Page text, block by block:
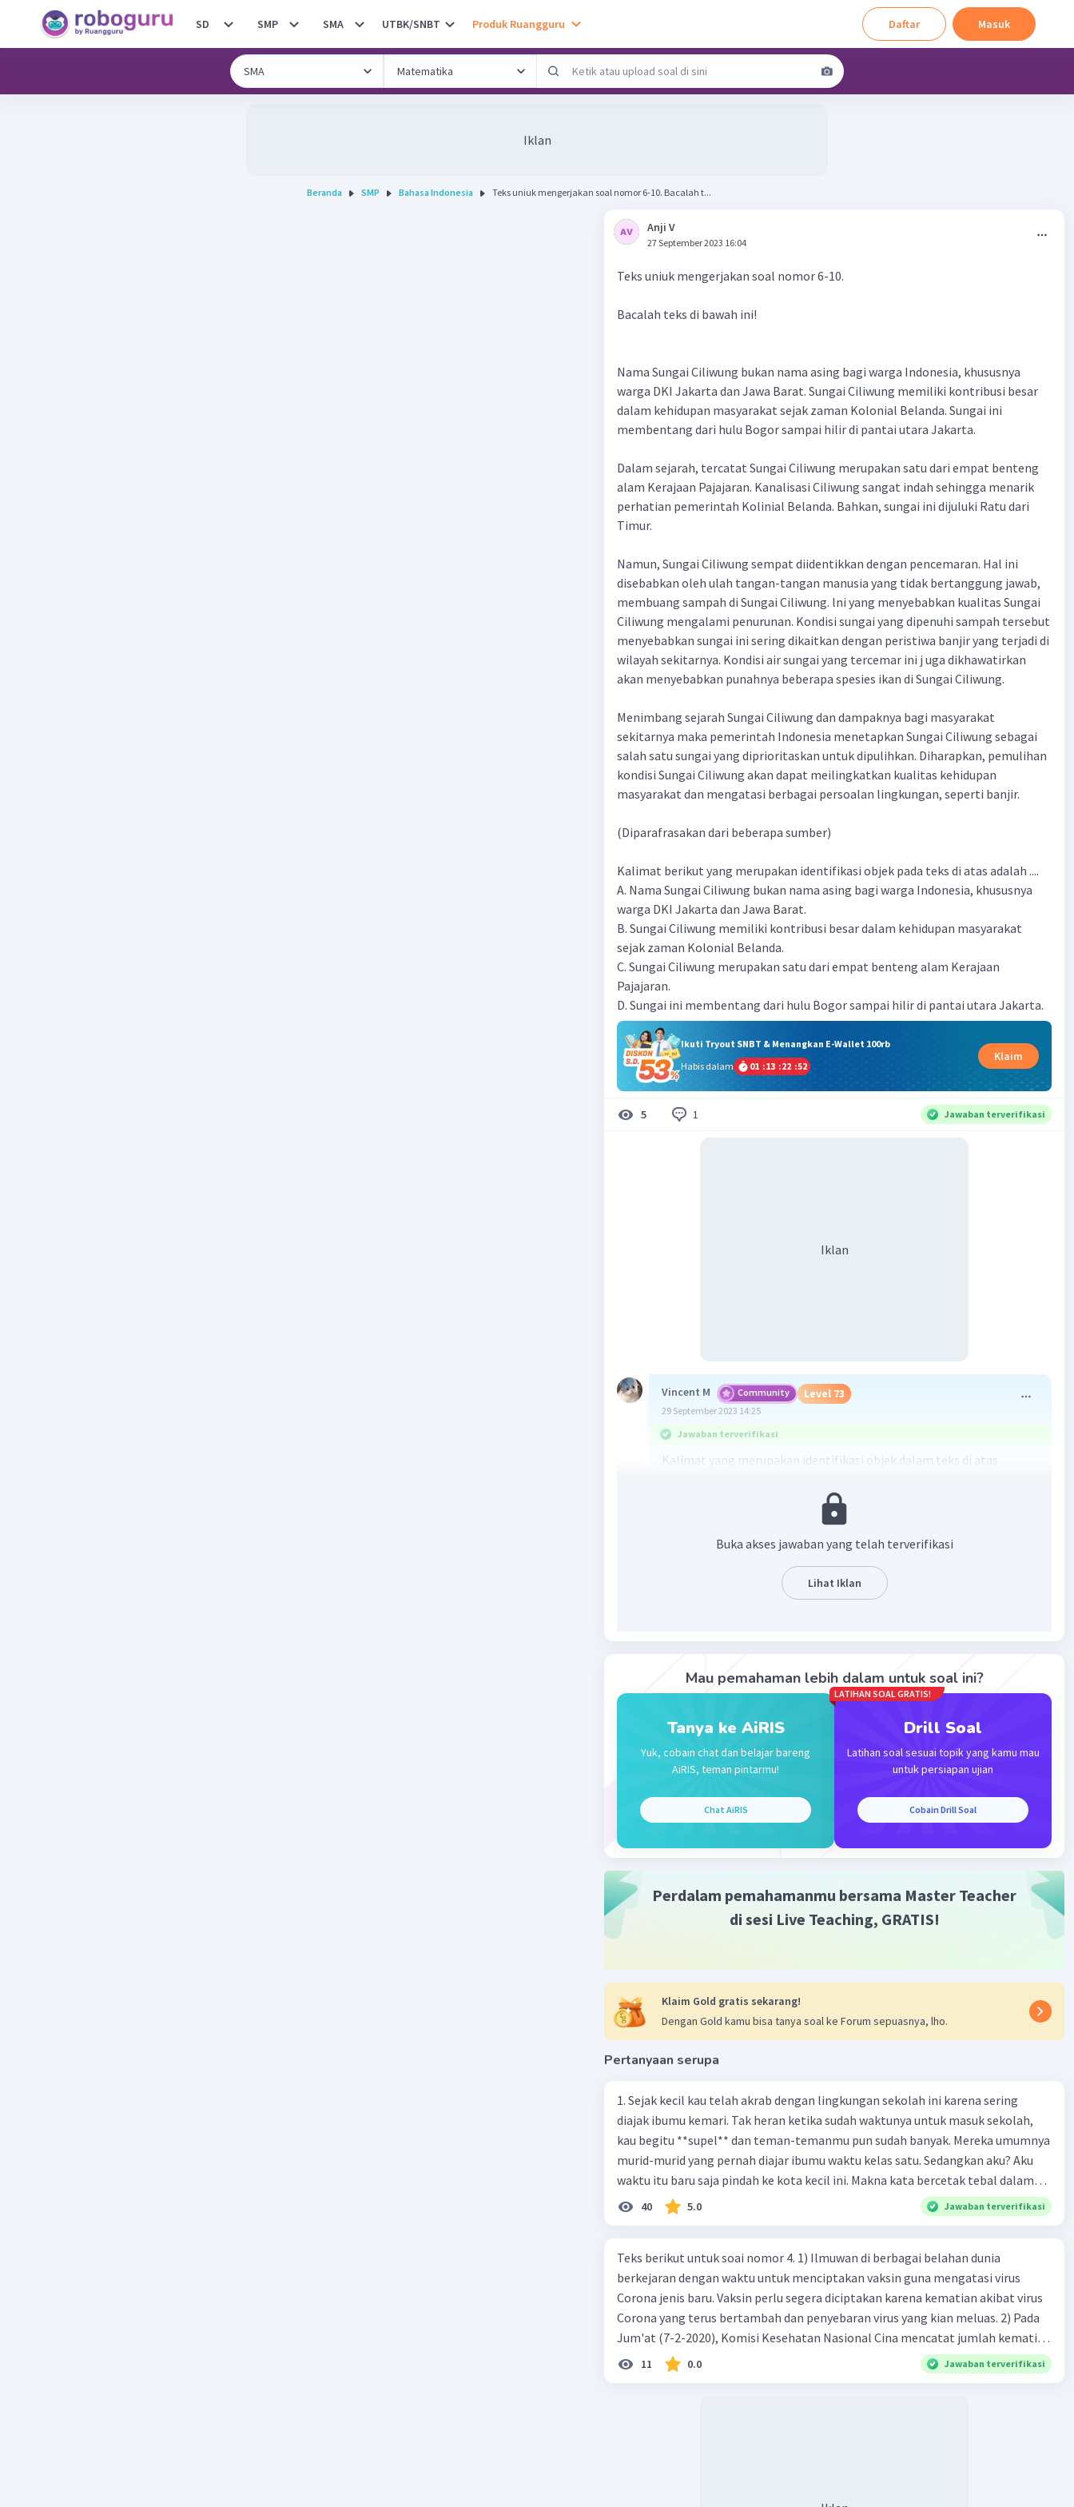
SD SMP SMA UTBK/SNBT Produk Ruangguru Daftar Masuk
Iklan
Beranda SMP Bahasa Indonesia Teks uniuk mengerjakan soal nomor 6-10. Bacalah t...
Anji V
27 September 2023 16:04
Teks uniuk mengerjakan soal nomor 6-10.
Bacalah teks di bawah ini!
Nama Sungai Ciliwung bukan nama asing bagi warga Indonesia, khususnya
warga DKI Jakarta dan Jawa Barat. Sungai Ciliwung memiliki kontribusi besar
dalam kehidupan masyarakat sejak zaman Kolonial Belanda. Sungai ini
membentang dari hulu Bogor sampai hilir di pantai utara Jakarta.
Dalam sejarah, tercatat Sungai Ciliwung merupakan satu dari empat benteng
alam Kerajaan Pajajaran. Kanalisasi Ciliwung sangat indah sehingga menarik
perhatian pemerintah Kolinial Belanda. Bahkan, sungai ini dijuluki Ratu dari
Timur.
Namun, Sungai Ciliwung sempat diidentikkan dengan pencemaran. Hal ini
disebabkan oleh ulah tangan-tangan manusia yang tidak bertanggung jawab,
membuang sampah di Sungai Ciliwung. lni yang menyebabkan kualitas Sungai
Ciliwung mengalami penurunan. Kondisi sungai yang dipenuhi sampah tersebut
menyebabkan sungai ini sering dikaitkan dengan peristiwa banjir yang terjadi di
wilayah sekitarnya. Kondisi air sungai yang tercemar ini j uga dikhawatirkan
akan menyebabkan punahnya beberapa spesies ikan di Sungai Ciliwung.
Menimbang sejarah Sungai Ciliwung dan dampaknya bagi masyarakat
sekitarnya maka pemerintah Indonesia menetapkan Sungai Ciliwung sebagai
salah satu sungai yang diprioritaskan untuk dipulihkan. Diharapkan, pemulihan
kondisi Sungai Ciliwung akan dapat meilingkatkan kualitas kehidupan
masyarakat dan mengatasi berbagai persoalan lingkungan, seperti banjir.
(Diparafrasakan dari beberapa sumber)
Kalimat berikut yang merupakan identifikasi objek pada teks di atas adalah ....
A. Nama Sungai Ciliwung bukan nama asing bagi warga Indonesia, khususnya
warga DKI Jakarta dan Jawa Barat.
B. Sungai Ciliwung memiliki kontribusi besar dalam kehidupan masyarakat
sejak zaman Kolonial Belanda.
C. Sungai Ciliwung merupakan satu dari empat benteng alam Kerajaan
Pajajaran.
D. Sungai ini membentang dari hulu Bogor sampai hilir di pantai utara Jakarta.
Ikuti Tryout SNBT & Menangkan E-Wallet 100rb
Habis dalam
01 :13 :22 :51
Klaim
5 1 Jawaban terverifikasi
Iklan
Vincent M Community Level 73
29 September 2023 14:25
Jawaban terverifikasi
Kalimat yang merupakan identifikasi objek dalam teks di atas
D. Sungai ini membentang dari hulu Bogor sampai hilir di pantai
utara Jakarta.
Kalimat tersebut memberikan informasi tentang letak atau
jangkauan geografis Sungai Ciliwung, yang merupakan salah satu
Buka akses jawaban yang telah terverifikasi
Lihat Iklan
Mau pemahaman lebih dalam untuk soal ini?
Tanya ke AiRIS
Yuk, cobain chat dan belajar bareng
AiRIS, teman pintarmu!
Chat AiRIS
LATIHAN SOAL GRATIS!
Drill Soal
Latihan soal sesuai topik yang kamu mau
untuk persiapan ujian
Cobain Drill Soal
Perdalam pemahamanmu bersama Master Teacher
di sesi Live Teaching, GRATIS!
Klaim Gold gratis sekarang!
Dengan Gold kamu bisa tanya soal ke Forum sepuasnya, lho.
Pertanyaan serupa
1. Sejak kecil kau telah akrab dengan lingkungan sekolah ini karena sering
diajak ibumu kemari. Tak heran ketika sudah waktunya untuk masuk sekolah,
kau begitu **supel** dan teman-temanmu pun sudah banyak. Mereka umumnya
murid-murid yang pernah diajar ibumu waktu kelas satu. Sedangkan aku? Aku
waktu itu baru saja pindah ke kota kecil ini. Makna kata bercetak tebal dalam
kutipan cerpen tersebut adalah .... A. ramah C. santun B. sopan D. baik
40 5.0 Jawaban terverifikasi
Teks berikut untuk soai nomor 4. 1) Ilmuwan di berbagai belahan dunia
berkejaran dengan waktu untuk menciptakan vaksin guna mengatasi virus
Corona jenis baru. Vaksin perlu segera diciptakan karena kematian akibat virus
Corona yang terus bertambah dan penyebaran virus yang kian meluas. 2) Pada
Jum'at (7-2-2020), Komisi Kesehatan Nasional Cina mencatat jumlah kematian
akibat virus Corona baru telah mencapai 636 kasus, sedangkan jumlah warga
yang terinfeksi menjadi 31.161 kasus. Kasus terbanyak terjadi di Hubei, Cina,
11 0.0 Jawaban terverifikasi